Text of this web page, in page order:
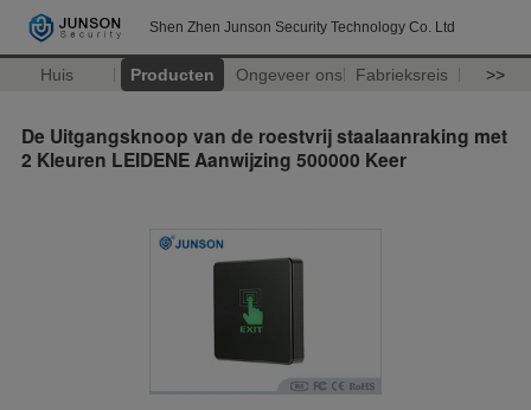
Shen Zhen Junson Security Technology Co. Ltd
Huis Producten Ongeveer ons Fabrieksreis >>
De Uitgangsknoop van de roestvrij staalaanraking met
2 Kleuren LEIDENE Aanwijzing 500000 Keer